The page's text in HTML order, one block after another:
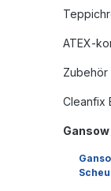
ATEX-
Cleanfix